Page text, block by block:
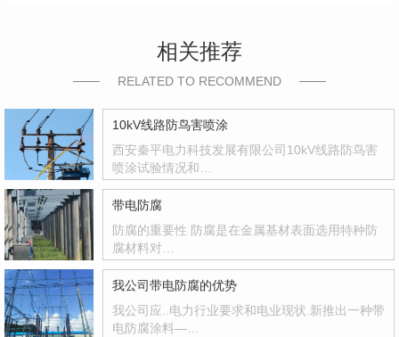
相关推荐
RELATED TO RECOMMEND
10kV线路防鸟害喷涂
西安秦平电力科技发展有限公司10kV线路防鸟害
喷涂试验情况和…
带电防腐
防腐的重要性 防腐是在金属基材表面选用特种防
腐材料对…
我公司带电防腐的优势
我公司应..电力行业要求和电业现状.新推出一种带
电防腐涂料—…